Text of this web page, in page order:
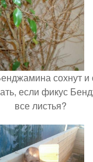
сохнут и
если фикус
все листья?